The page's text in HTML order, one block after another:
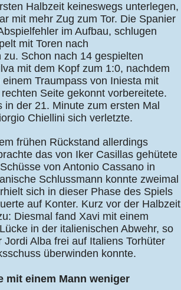
Halbzeit keineswegs unterlegen,
mit mehr Zug zum Tor. Die Spanier
im Aufbau, schlugen
mit Toren nach
Schon nach 14 gespielten
mit dem Kopf zum 1:0, nachdem
Traumpass von Iniesta mit
Seite gekonnt vorbereitete.
in der 21. Minute zum ersten Mal
Chiellini sich verletzte.
frühen Rückstand allerdings
das von Iker Casillas gehütete
von Antonio Cassano in
Schlussmann konnte zweimal
sich in dieser Phase des Spiels
auf Konter. Kurz vor der Halbzeit
Diesmal fand Xavi mit einem
in der italienischen Abwehr, so
Alba frei auf Italiens Torhüter
überwinden konnte.
mit einem Mann weniger